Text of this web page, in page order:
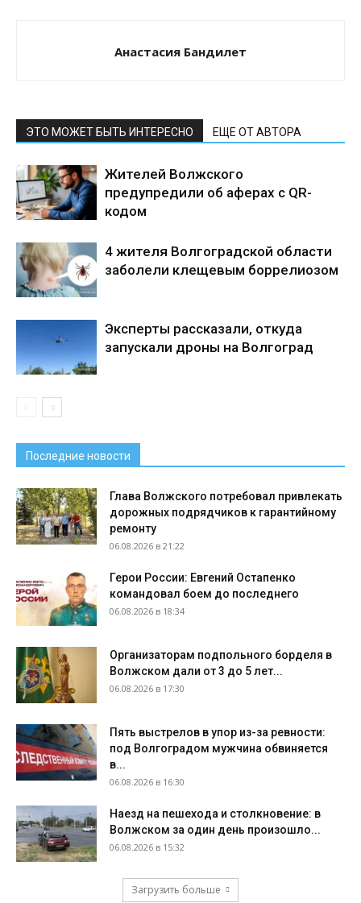
Анастасия Бандилет
ЭТО МОЖЕТ БЫТЬ ИНТЕРЕСНО ЕЩЕ ОТ АВТОРА
Жителей Волжского
предупредили об аферах с QR-
кодом
4 жителя Волгоградской области
заболели клещевым боррелиозом
Эксперты рассказали, откуда
запускали дроны на Волгоград
Последние новости
Глава Волжского потребовал привлекать
дорожных подрядчиков к гарантийному
ремонту
06.08.2026 в 21:22
Герои России: Евгений Остапенко
командовал боем до последнего
06.08.2026 в 18:34
Организаторам подпольного борделя в
Волжском дали от 3 до 5 лет...
06.08.2026 в 17:30
Пять выстрелов в упор из-за ревности:
под Волгоградом мужчина обвиняется
в...
06.08.2026 в 16:30
Наезд на пешехода и столкновение: в
Волжском за один день произошло...
06.08.2026 в 15:32
Загрузить больше